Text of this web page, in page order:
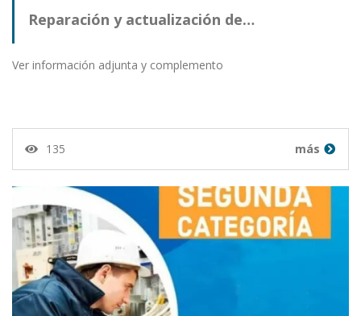
Reparación y actualización de…
Ver información adjunta y complemento
135 más